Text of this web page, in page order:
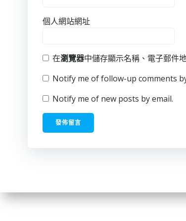
個人網站網址
在瀏覽器中儲存顯示名稱、電子郵件
Notify me of follow-up comments
Notify me of new posts by email.